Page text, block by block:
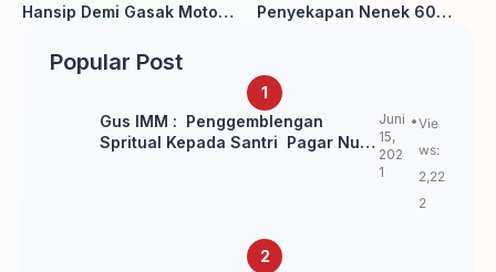
Hansip Demi Gasak Motor
Penyekapan Nenek 60
Popular Post
Gus IMM : Penggemblengan
Spritual Kepada Santri Pagar Nusa
Juni
15,
202
1
Vie
ws:
2,22
2